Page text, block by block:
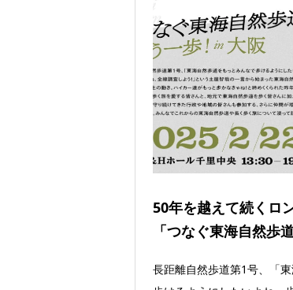
50年を越えて続くロ
「つなぐ東海自然歩
長距離自然歩道第1号、「